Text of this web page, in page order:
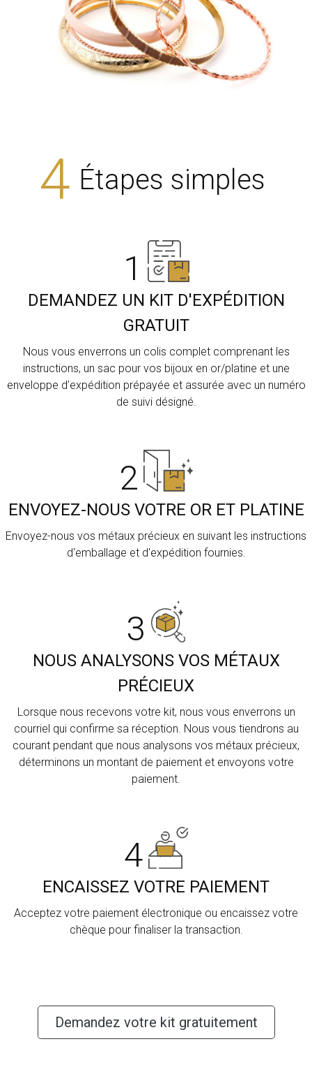
4 Étapes simples
1
DEMANDEZ UN KIT D'EXPÉDITION
GRATUIT
Nous vous enverrons un colis complet comprenant les
instructions, un sac pour vos bijoux en or/platine et une
enveloppe d’expédition prépayée et assurée avec un numéro
de suivi désigné.
2
ENVOYEZ-NOUS VOTRE OR ET PLATINE
Envoyez-nous vos métaux précieux en suivant les instructions
d'emballage et d'expédition fournies.
3
NOUS ANALYSONS VOS MÉTAUX
PRÉCIEUX
Lorsque nous recevons votre kit, nous vous enverrons un
courriel qui confirme sa réception. Nous vous tiendrons au
courant pendant que nous analysons vos métaux précieux,
déterminons un montant de paiement et envoyons votre
paiement.
4
ENCAISSEZ VOTRE PAIEMENT
Acceptez votre paiement électronique ou encaissez votre
chèque pour finaliser la transaction.
Demandez votre kit gratuitement